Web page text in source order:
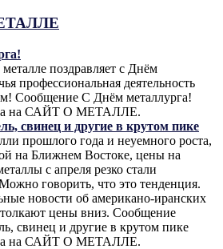
поздравляет с Днём
профессиональная деятельность
Сообщение С Днём металлурга!
на САЙТ О МЕТАЛЛЕ.
свинец и другие в крутом пике
прошлого года и неуемного роста,
на Ближнем Востоке, цены на
с апреля резко стали
говорить, что это тенденция.
новости об американо-иранских
толкают цены вниз. Сообщение
свинец и другие в крутом пике
на САЙТ О МЕТАЛЛЕ.